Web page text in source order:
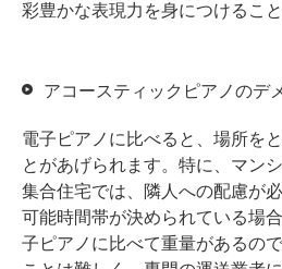
彩豊かな表現力を身につけること
アコースティックピアノのデ
電子ピアノに比べると、場所を
とがあげられます。特に、マン
集合住宅では、隣人への配慮が
可能時間帯が決められている場
子ピアノに比べて重量があるの